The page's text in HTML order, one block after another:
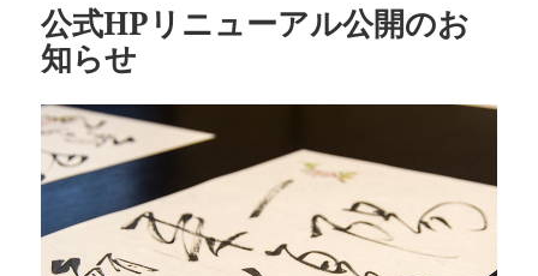
公式HPリニューアル公開のお
知らせ